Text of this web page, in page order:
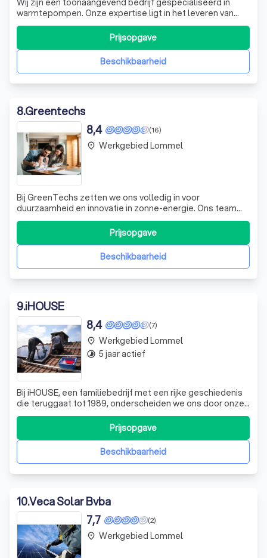
Wij zijn een toonaangevend bedrijf gespecialiseerd in
warmtepompen. Onze expertise ligt in het leveren van
topkwaliteit installaties en het bieden van uitmuntende
service na verkoop. Of het nu gaat om lucht-water
warmtepompen, zwembad warmtepompen,
vloerverwarming of ventilatie, wij zorgen voor een
Beschikbaarheid
Prijsopgave
8.Greentechs
(16)
8,4
Bij GreenTechs zetten we ons volledig in voor
duurzaamheid en innovatie in zonne-energie. Ons team
van deskundigen levert niet alleen hoogwaardige
zonnepanelen, maar biedt ook een service die net zo
betrouwbaar is als onze producten. We onderscheiden
ons door onze toewijding aan kwaliteit en onze dr
Beschikbaarheid
Prijsopgave
place Werkgebied Lommel
9.iHOUSE
(7)
8,4
Bij iHOUSE, een familiebedrijf met een rijke geschiedenis
die teruggaat tot 1989, onderscheiden we ons door onze
toewijding aan kwaliteit en detail in elektriciteitswerken.
Onze passie voor techniek en innovatie heeft ons doen
uitgroeien tot een vooraanstaand bedrijf in de sector. We
Beschikbaarheid
Prijsopgave
place Werkgebied Lommel
timelapse 5 jaar actief
10.Veca Solar Bvba
(2)
7,7
place Werkgebied Lommel